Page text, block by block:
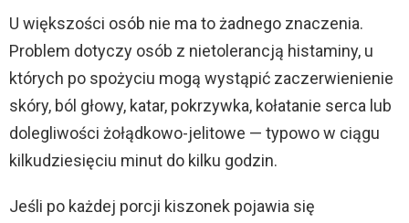
U większości osób nie ma to żadnego znaczenia.
Problem dotyczy osób z nietolerancją histaminy, u
których po spożyciu mogą wystąpić zaczerwienienie
skóry, ból głowy, katar, pokrzywka, kołatanie serca lub
dolegliwości żołądkowo-jelitowe — typowo w ciągu
kilkudziesięciu minut do kilku godzin.
Jeśli po każdej porcji kiszonek pojawia się